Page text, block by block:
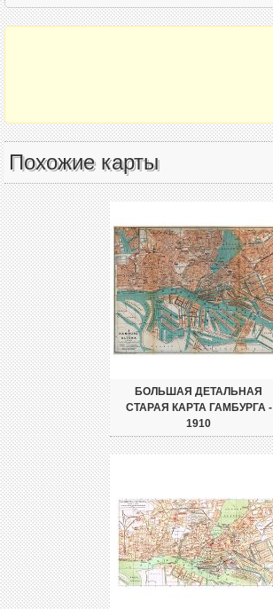
Похожие карты
БОЛЬШАЯ ДЕТАЛЬНАЯ
СТАРАЯ КАРТА ГАМБУРГА -
1910